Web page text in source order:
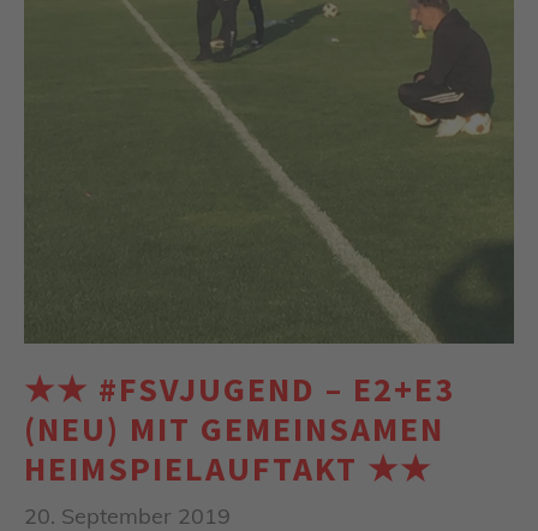
★★ #FSVJUGEND – E2+E3
(NEU) MIT GEMEINSAMEN
HEIMSPIELAUFTAKT ★★
20. September 2019